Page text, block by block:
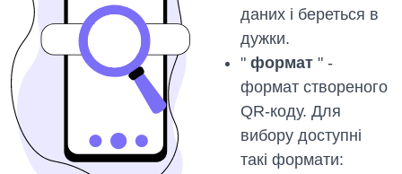
даних і береться в
дужки.
" формат " -
формат створеного
QR-коду. Для
вибору доступні
такі формати: